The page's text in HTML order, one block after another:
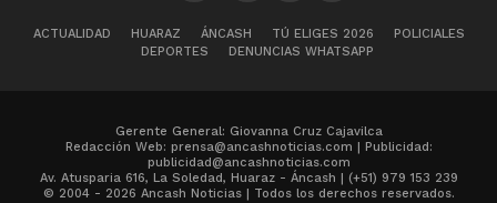
ACTUALIDAD HUARAZ ÁNCASH TÚ ELIGES 2026
POLICIALES
DEPORTES
DENUNCIAS WHATSAPP
Gerente General: Giovanna Cruz Cajavilca
Redacción Web: prensa@ancashnoticias.com | Publicidad:
publicidad@ancashnoticias.com
Av. Atusparia 616, La Soledad, Huaraz - Áncash | (+51) 979 153 239
© 2004 - 2026 Ancash Noticias | Todos los derechos reservados.